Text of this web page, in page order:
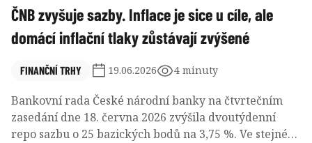
ČNB zvyšuje sazby. Inflace je sice u cíle, ale
domácí inflační tlaky zůstávají zvýšené
FINANČNÍ TRHY 19.06.2026 4 minuty
Bankovní rada České národní banky na čtvrtečním
zasedání dne 18. června 2026 zvýšila dvoutýdenní
repo sazbu o 25 bazických bodů na 3,75 %. Ve stejném